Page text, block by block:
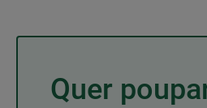
Quer